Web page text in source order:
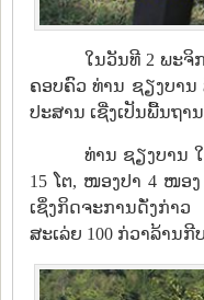
ໃນວັນທີ 2 ພະຈິ
ຄອບຄົວ ທ່ານ ຊຽງບານ
ປະສານ ເຊີ່ງເປັນພື້ນຖ
ທ່ານ ຊຽງບານ
15 ໂຕ, ໜອງປາ 4 ໜອ
ເຊິ່ງກິດຈະການດັ່ງກ່າ
ສະເລ່ຍ 100 ກ່ວາລ້ານກີ